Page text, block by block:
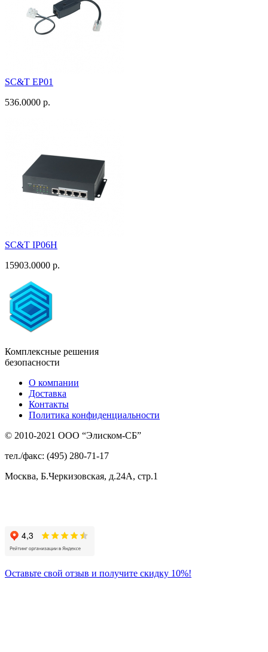
SC&T EP01
536.0000 р.
SC&T IP06H
15903.0000 р.
Комплексные решения
безопасности
О компании
Доставка
Контакты
Политика конфиденциальности
© 2010-2021 ООО “Элиском-СБ”
тел./факс: (495) 280-71-17
Москва, Б.Черкизовская, д.24А, стр.1
Оставьте свой отзыв и получите скидку 10%!